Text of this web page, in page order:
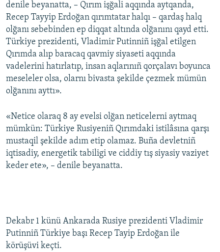
denile beyanatta, – Qırım işğali aqqında aytqanda,
Recep Tayyip Erdoğan qırımtatar halqı – qardaş halq
olğanı sebebinden ep diqqat altında olğanını qayd etti.
Türkiye prezidenti, Vladimir Putinniñ işğal etilgen
Qırımda alıp baracaq qavmiy siyaseti aqqında
vadelerini hatırlatıp, insan aqlarınıñ qorçalavı boyunca
meseleler olsa, olarnı bivasta şekilde çezmek mümün
olğanını ayttı».
«Netice olaraq 8 ay evelsi olğan neticelerni aytmaq
mümkün: Türkiye Rusiyeniñ Qırımdaki istilâsına qarşı
mustaqil şekilde adım etip olamaz. Buña devletniñ
iqtisadiy, energetik tabiligi ve ciddiy tış siyasiy vaziyet
keder ete», – denile beyanatta.
Dekabr 1 künü Ankarada Rusiye prezidenti Vladimir
Putinniñ Türkiye başı Recep Tayip Erdoğan ile
körüşüvi keçti.